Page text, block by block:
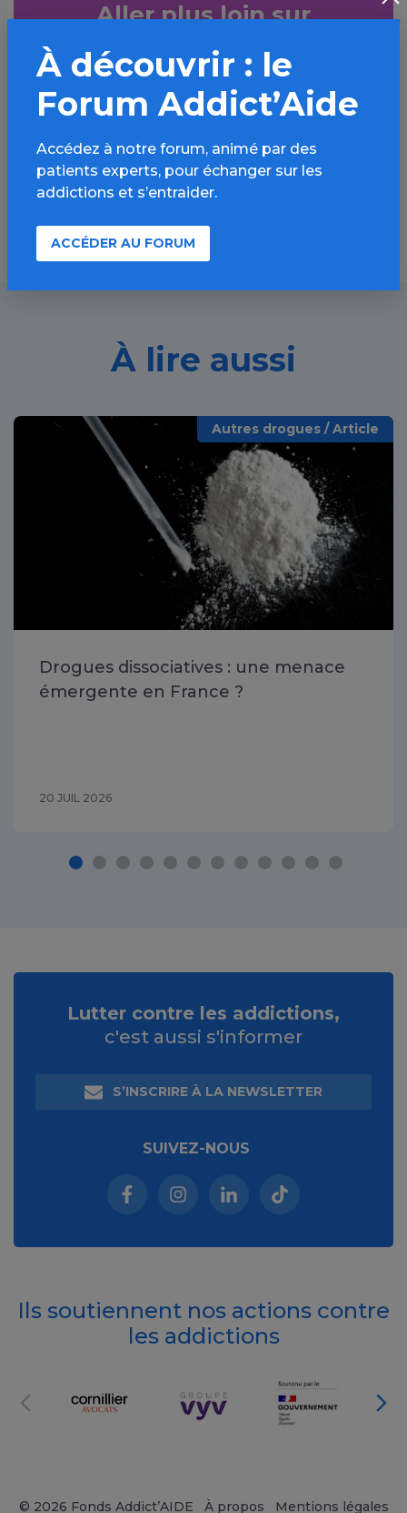
Aller plus loin sur
l’espace Autres drogues
Informations, parcours d’évaluations,
bonnes pratiques, FAQ, annuaires,
Découvrir
À lire aussi
Autres drogues / Article
Drogues dissociatives : une menace
émergente en France ?
20 JUIL 2026
À découvrir : le
Forum Addict’Aide
Accédez à notre forum, animé par des
patients experts, pour échanger sur les
addictions et s’entraider.
ACCÉDER AU FORUM
Lutter contre les addictions,
c'est aussi s'informer
S’INSCRIRE À LA NEWSLETTER
SUIVEZ-NOUS
Facebook (nouvelle fenêtre)
Instagram (nouvelle fenêtre)
Linkedin (nouvelle
Tiktok (nouvelle
Ils soutiennent nos actions contre
les addictions
© 2026 Fonds Addict’AIDE À propos Mentions légales